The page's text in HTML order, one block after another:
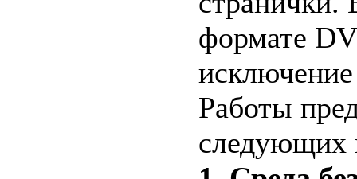
формате
Работы
следующих